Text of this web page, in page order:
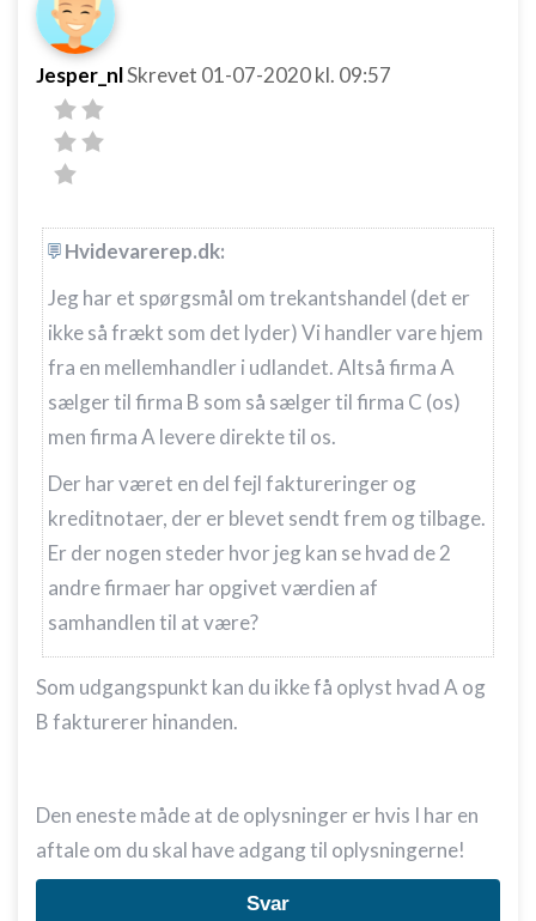
Jesper_nlSkrevet 01-07-2020kl. 09:57
Hvidevarerep.dk:
Jeg har et spørgsmål om trekantshandel (det er
ikke så frækt som det lyder) Vi handler vare hjem
fra en mellemhandler i udlandet. Altså firma A
sælger til firma B som så sælger til firma C (os)
men firma A levere direkte til os.
Der har været en del fejl faktureringer og
kreditnotaer, der er blevet sendt frem og tilbage.
Er der nogen steder hvor jeg kan se hvad de 2
andre firmaer har opgivet værdien af
samhandlen til at være?
Som udgangspunkt kan du ikke få oplyst hvad A og
B fakturerer hinanden.
Den eneste måde at de oplysninger er hvis I har en
aftale om du skal have adgang til oplysningerne!
Svar